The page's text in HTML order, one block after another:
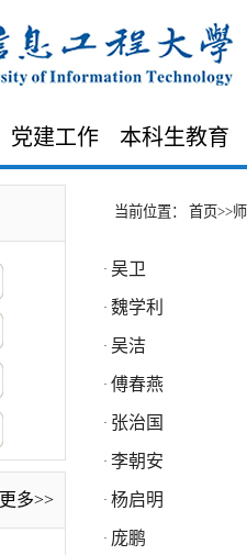
党建工作 本科生教育
更多>>
当前位置： 首页>>
· 吴卫
· 魏学利
· 吴洁
· 傅春燕
· 张治国
· 李朝安
· 杨启明
· 庞鹏